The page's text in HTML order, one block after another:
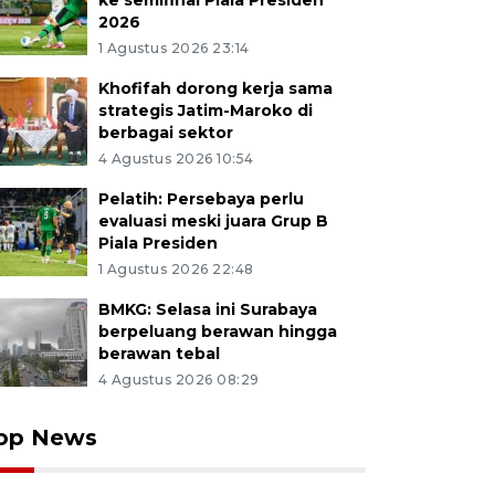
2026
1 Agustus 2026 23:14
Khofifah dorong kerja sama
strategis Jatim-Maroko di
berbagai sektor
4 Agustus 2026 10:54
Pelatih: Persebaya perlu
evaluasi meski juara Grup B
Piala Presiden
1 Agustus 2026 22:48
BMKG: Selasa ini Surabaya
berpeluang berawan hingga
berawan tebal
4 Agustus 2026 08:29
News